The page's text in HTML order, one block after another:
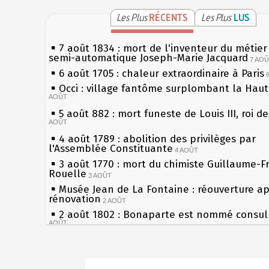
Les PlusRÉCENTS Les Plus LUS
7 août 1834 : mort de l'inventeur du
semi-automatique Joseph-Marie Jacquard 7
6 août 1705 : chaleur extraordinaire à Paris
Occi : village fantôme surplombant la
AOÛT
5 août 882 : mort funeste de Louis III, roi
AOÛT
4 août 1789 : abolition des privilèges par
l'Assemblée Constituante 4 AOÛT
3 août 1770 : mort du chimiste Guillaume-
Rouelle 3 AOÛT
Musée Jean de La Fontaine : réouverture
rénovation 2 AOÛT
2 août 1802 : Bonaparte est nommé
AOÛT